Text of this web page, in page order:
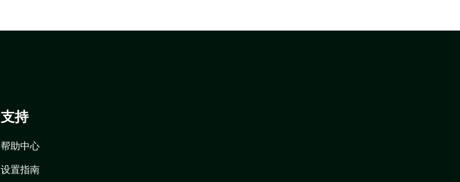
支持
帮助中心
设置指南